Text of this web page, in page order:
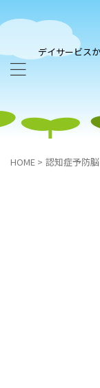
デイサービス
HOME > 認知症予防